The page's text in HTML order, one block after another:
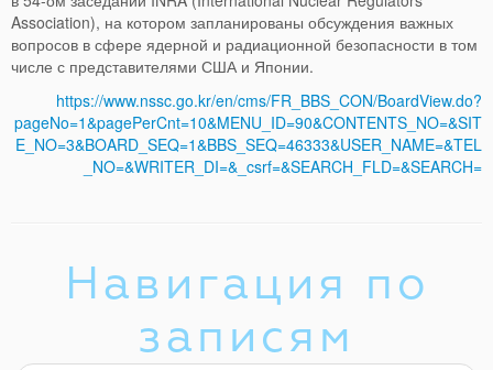
Association), на котором запланированы обсуждения важных
вопросов в сфере ядерной и радиационной безопасности в том
числе с представителями США и Японии.
https://www.nssc.go.kr/en/cms/FR_BBS_CON/BoardView.do?
pageNo=1&pagePerCnt=10&MENU_ID=90&CONTENTS_NO=&SIT
E_NO=3&BOARD_SEQ=1&BBS_SEQ=46333&USER_NAME=&TEL
_NO=&WRITER_DI=&_csrf=&SEARCH_FLD=&SEARCH=
Навигация по
записям